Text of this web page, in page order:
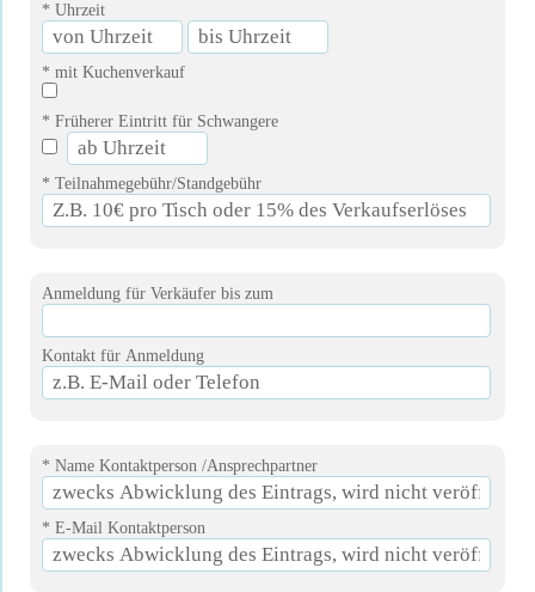
* Uhrzeit
* mit Kuchenverkauf
* Früherer Eintritt für Schwangere
* Teilnahmegebühr/Standgebühr
Anmeldung für Verkäufer bis zum
Kontakt für Anmeldung
* Name Kontaktperson /Ansprechpartner
* E-Mail Kontaktperson